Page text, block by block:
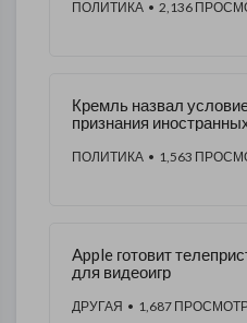
телеканале «Россия-
ПОЛИТИКА • 2,136
Кремль назвал
признания
России
ПОЛИТИКА • 1,563
Apple готовит
для видеоигр
ДРУГАЯ • 1,687